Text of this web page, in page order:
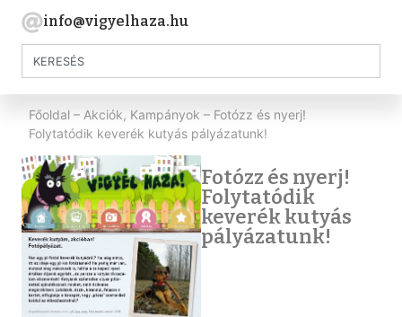
info@vigyelhaza.hu
Főoldal – Akciók, Kampányok – Fotózz és nyerj!
Folytatódik keverék kutyás pályázatunk!
Fotózz és nyerj!
Folytatódik
keverék kutyás
pályázatunk!